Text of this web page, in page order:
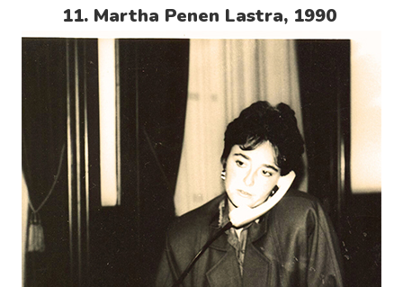
11. Martha Penen Lastra, 1990